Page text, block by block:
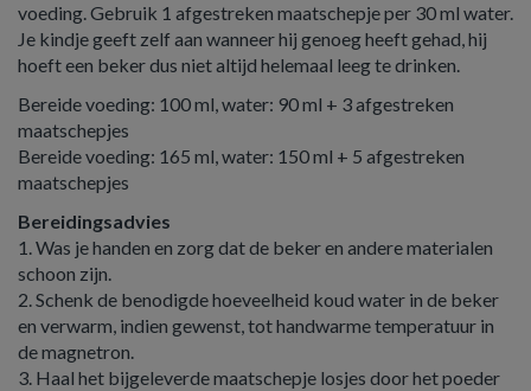
voeding. Gebruik 1 afgestreken maatschepje per 30 ml water.
Je kindje geeft zelf aan wanneer hij genoeg heeft gehad, hij
hoeft een beker dus niet altijd helemaal leeg te drinken.
Bereide voeding: 100 ml, water: 90 ml + 3 afgestreken
maatschepjes
Bereide voeding: 165 ml, water: 150 ml + 5 afgestreken
maatschepjes
Bereidingsadvies
1. Was je handen en zorg dat de beker en andere materialen
schoon zijn.
2. Schenk de benodigde hoeveelheid koud water in de beker
en verwarm, indien gewenst, tot handwarme temperatuur in
de magnetron.
3. Haal het bijgeleverde maatschepje losjes door het poeder